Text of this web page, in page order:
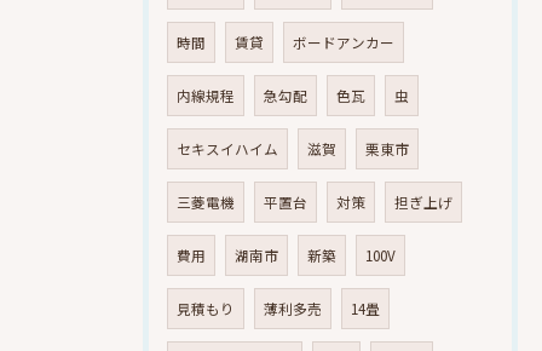
時間 賃貸 ボードアンカー
内線規程 急勾配 色瓦 虫
セキスイハイム 滋賀 栗東市
三菱電機 平置台 対策 担ぎ上げ
費用 湖南市 新築 100V
見積もり 薄利多売 14畳